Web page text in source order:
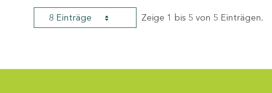
8 Einträge Zeige 1 bis 5 von 5 Einträgen.